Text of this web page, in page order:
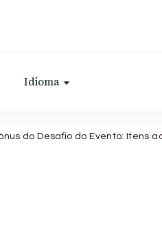
Idioma
do Desafio do Evento: Itens